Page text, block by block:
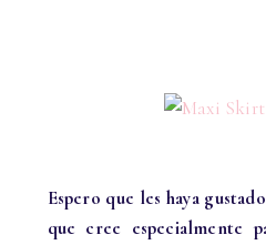
Espero que les haya
que cree especialmente